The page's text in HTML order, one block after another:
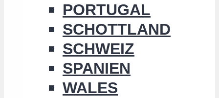
PORTUGAL
SCHOTTLAND
SCHWEIZ
SPANIEN
WALES